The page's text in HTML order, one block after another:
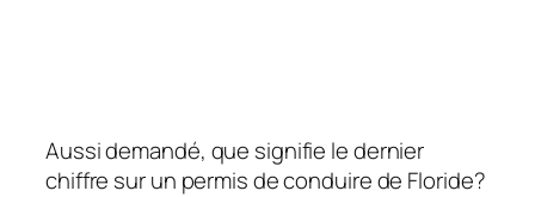
Aussi demandé, que signifie le dernier
chiffre sur un permis de conduire de Floride?